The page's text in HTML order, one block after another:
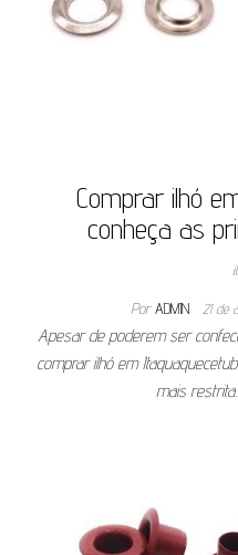
Comprar ilhó
conheça as
Por ADMIN 21 de
Apesar de poderem ser
comprar ilhó em
mais